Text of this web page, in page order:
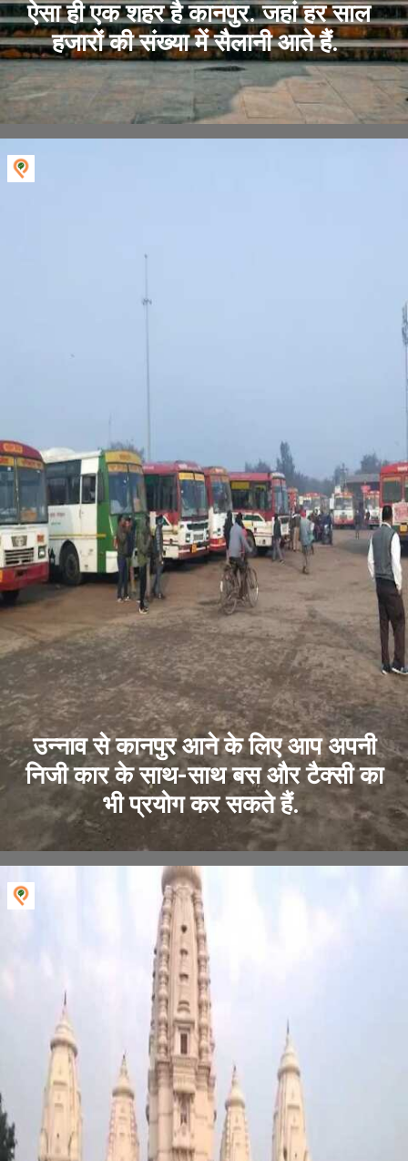
ऐसा ही एक शहर है कानपुर. जहां हर साल
हजारों की संख्या में सैलानी आते हैं.
उन्नाव से कानपुर आने के लिए आप अपनी
निजी कार के साथ-साथ बस और टैक्सी का
भी प्रयोग कर सकते हैं.